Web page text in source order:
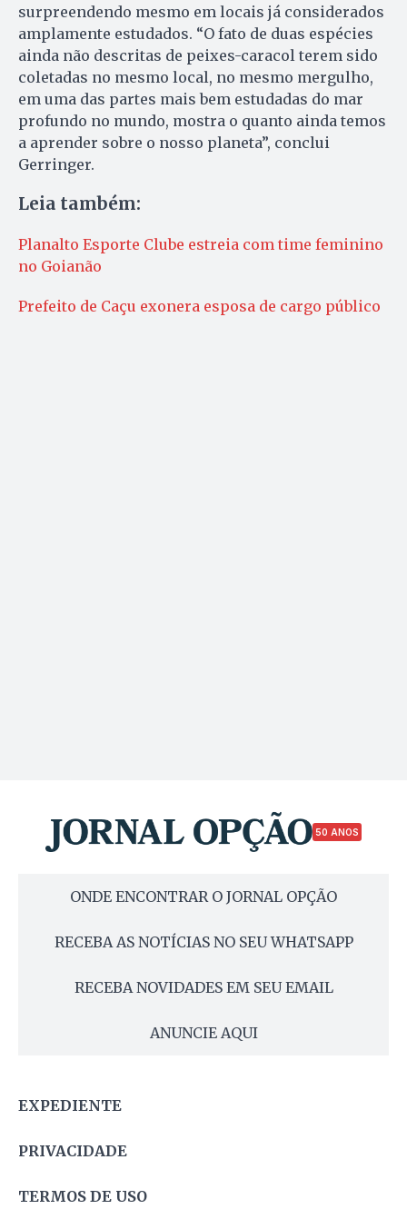
surpreendendo mesmo em locais já considerados
amplamente estudados. “O fato de duas espécies
ainda não descritas de peixes-caracol terem sido
coletadas no mesmo local, no mesmo mergulho,
em uma das partes mais bem estudadas do mar
profundo no mundo, mostra o quanto ainda temos
a aprender sobre o nosso planeta”, conclui
Gerringer.
Leia também:
Planalto Esporte Clube estreia com time feminino
no Goianão
Prefeito de Caçu exonera esposa de cargo público
50 ANOS
ONDE ENCONTRAR O JORNAL OPÇÃO
RECEBA AS NOTÍCIAS NO SEU WHATSAPP
RECEBA NOVIDADES EM SEU EMAIL
ANUNCIE AQUI
EXPEDIENTE
PRIVACIDADE
TERMOS DE USO